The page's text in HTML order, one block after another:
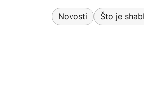
Novosti Što je